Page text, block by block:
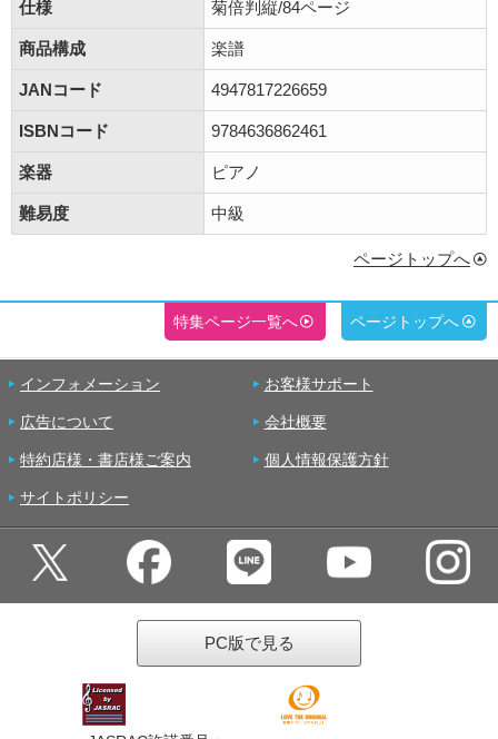
仕様 菊倍判縦/84ページ
商品構成 楽譜
JANコード 4947817226659
ISBNコード 9784636862461
楽器 ピアノ
難易度 中級
ページトップへ
特集ページ一覧へ ページトップへ
インフォメーション お客様サポート
広告について 会社概要
特約店様・書店様ご案内 個人情報保護方針
サイトポリシー
PC版で見る